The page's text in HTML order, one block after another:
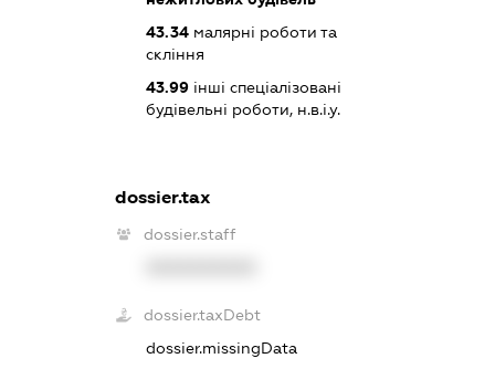
43.34малярні роботи та
скління
43.99інші спеціалізовані
будівельні роботи, н.в.і.у.
dossier.tax
dossier.staff
dossier.taxDebt
dossier.missingData